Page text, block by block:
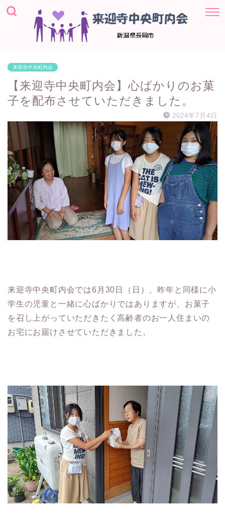
来迎寺中央町内会
【来迎寺中央町内会】心ばかりのお菓
子を配布させていただきました。
2024年7月4日
来迎寺中央町内会では6月30日（日）、昨年と同様に小
学生の児童と一緒に心ばかりではありますが、お菓子
を召し上がっていただきたく高齢者のお一人住まいの
お宅にお届けさせていただきました。